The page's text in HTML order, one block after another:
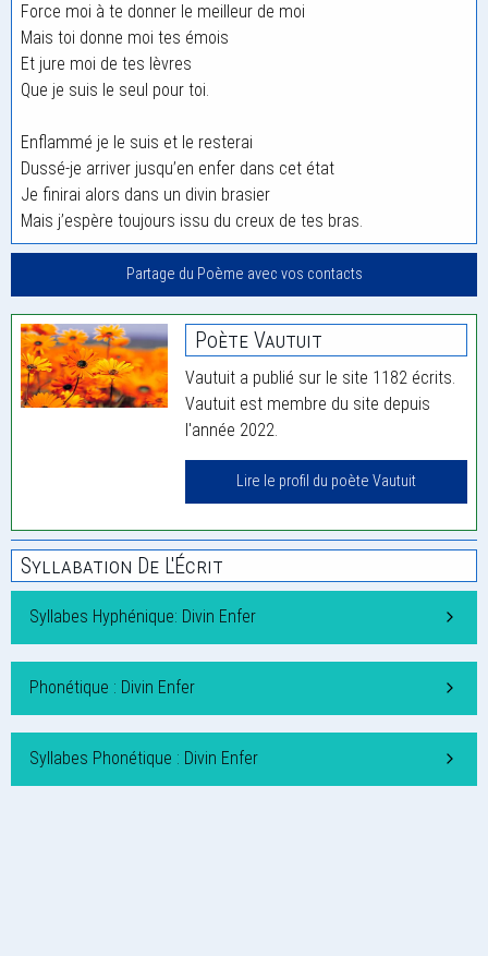
Force moi à te donner le meilleur de moi
Mais toi donne moi tes émois
Et jure moi de tes lèvres
Que je suis le seul pour toi.
Enflammé je le suis et le resterai
Dussé-je arriver jusqu’en enfer dans cet état
Je finirai alors dans un divin brasier
Mais j’espère toujours issu du creux de tes bras.
Partage du Poème avec vos contacts
Poète Vautuit
Vautuit a publié sur le site 1182 écrits.
Vautuit est membre du site depuis
l'année 2022.
Lire le profil du poète Vautuit
Syllabation De L'Écrit
Syllabes Hyphénique: Divin Enfer
Phonétique : Divin Enfer
Syllabes Phonétique : Divin Enfer